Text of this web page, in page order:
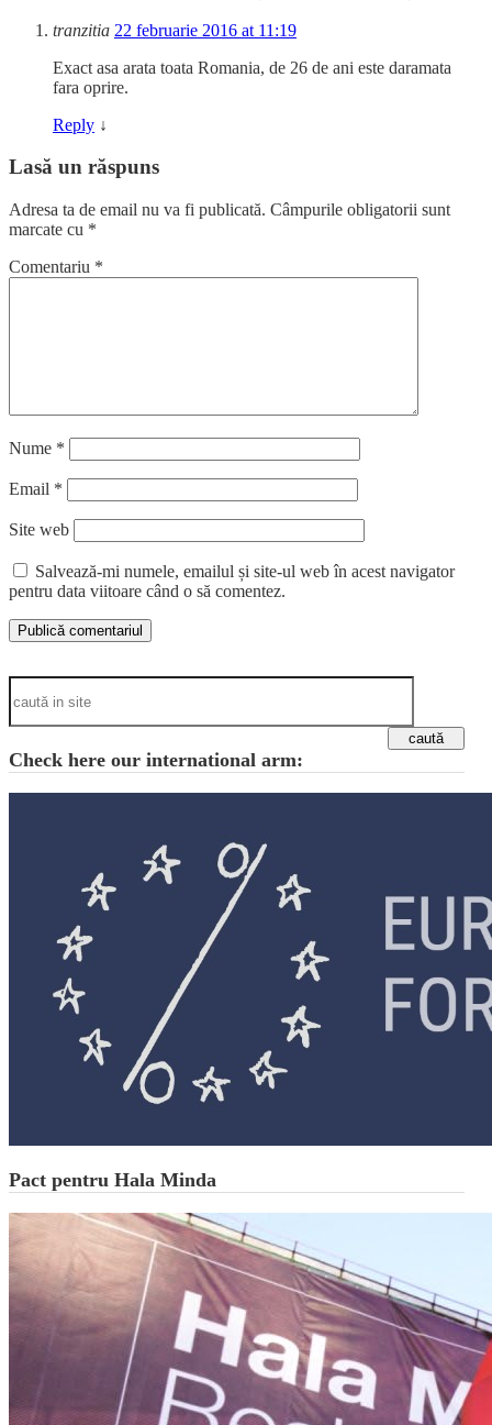
tranzitia 22 februarie 2016 at 11:19
Exact asa arata toata Romania, de 26 de ani este daramata
fara oprire.
Reply ↓
Lasă un răspuns
Adresa ta de email nu va fi publicată. Câmpurile obligatorii sunt
marcate cu *
Comentariu *
Nume *
Email *
Site web
Salvează-mi numele, emailul și site-ul web în acest navigator
pentru data viitoare când o să comentez.
Check here our international arm:
Pact pentru Hala Minda